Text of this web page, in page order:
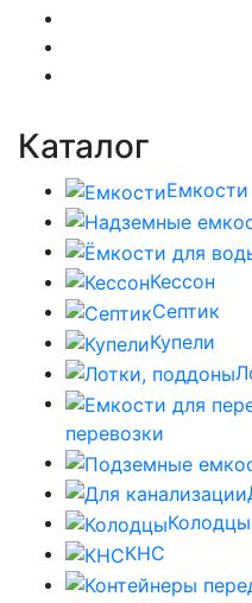
Каталог
Емкости
Кессон
Септик
Купели
перевозки
Колодцы
КНС